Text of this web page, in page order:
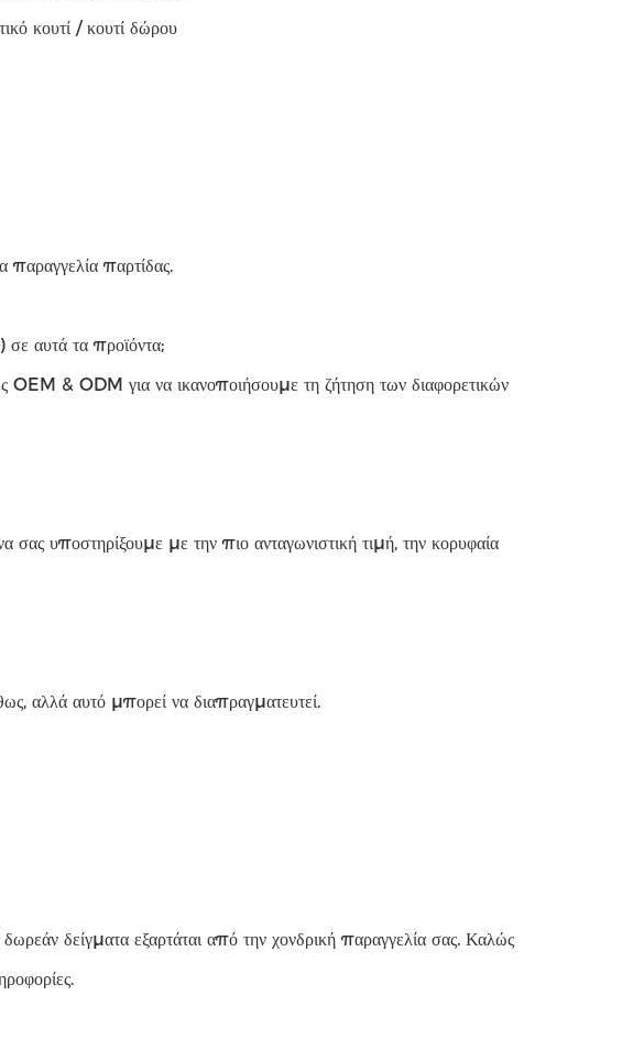
κουτί / κουτί δώρου
παραγγελία παρτίδας.
αυτά τα προϊόντα;
& ODM για να ικανοποιήσουμε τη ζήτηση των διαφορετικών
υποστηρίξουμε με την πιο ανταγωνιστική τιμή, την κορυφαία
αλλά αυτό μπορεί να διαπραγματευτεί.
δείγματα εξαρτάται από την χονδρική παραγγελία σας. Καλώς